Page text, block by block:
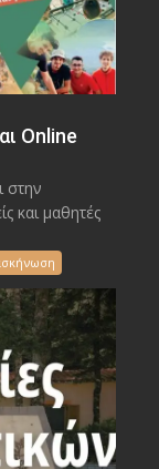
Online
στην
και μαθητές